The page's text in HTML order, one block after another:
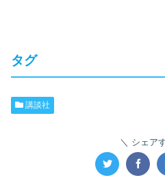
タグ
講談社
シェア